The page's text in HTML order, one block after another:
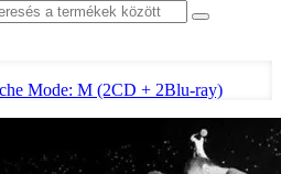
Mode: M (2CD + 2Blu-ray)